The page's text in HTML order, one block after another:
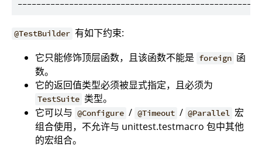
@TestBuilder 有如下约束:
它只能修饰顶层函数，且该函数不能是 foreign 函
数。
它的返回值类型必须被显式指定，且必须为
TestSuite 类型。
它可以与 @Configure / @Timeout / @Parallel 宏
组合使用，不允许与 unittest.testmacro 包中其他
的宏组合。